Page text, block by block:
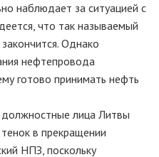
наблюдает за ситуацией с
что так называемый
Однако
нефтепровода
готово принимать нефть
лица Литвы
в прекращении
HПЗ, поскольку